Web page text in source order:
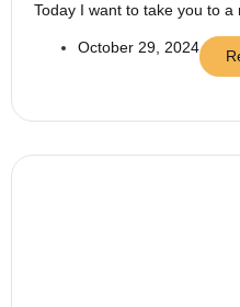
Today I want to take you to
October 29, 2024